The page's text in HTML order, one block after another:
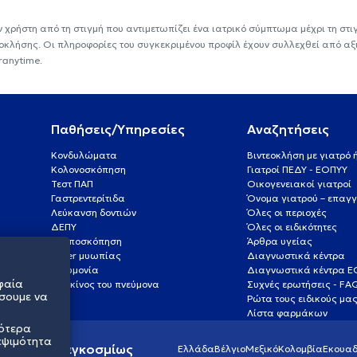
από τη στιγμή που αντιμετωπίζει ένα ιατρικό σύμπτωμα μέχρι τη
Οι πληροφορίες του συγκεκριμένου προφίλ έχουν συλλεχθεί από
Παθήσεις/Υπηρεσίες
Κονδυλώματα
Κολονοσκόπηση
Τεστ ΠΑΠ
Γαστρεντερίτιδα
Λεύκανση δοντιών
ΔΕΠΥ
Κολποσκόπηση
Laser μυωπίας
Πνευμονία
Καρκίνος του πνεύμονα
Αναζητήσεις
Βιντεοκλήση με
Γιατροί ΠΕΔΥ - ΕΟΠΥΥ
Οικογενειακοί γιατροί
Όνομα γιατρού –
Όλες οι περιοχές
Όλες οι ειδικότητες
Άρθρα υγείας
Διαγνωστικά κέντρα
Διαγνωστικά κέντρα
Συχνές ερωτήσεις -
Ρώτα τους ειδικούς
Λίστα φαρμάκων
υγείας παγκοσμίως ΕλλάδαΒέλγιοΜεξικόΚολομβία
να